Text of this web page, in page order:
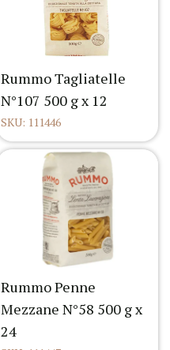
Rummo Tagliatelle
N°107 500 g x 12
SKU: 111446
Rummo Penne
Mezzane N°58 500 g x
24